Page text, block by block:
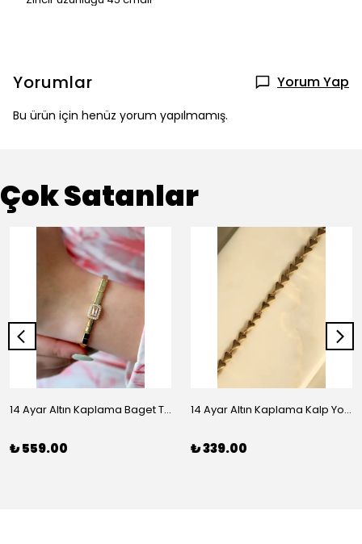
Yorumlar Yorum Yap
Bu ürün için henüz yorum yapılmamış.
Çok Satanlar
14 Ayar Altın Kaplama Baget Taşlı Vip Bileklik
₺ 559.00
14 Ayar Altın Kaplama Kalp Yolu Bileklik
₺ 339.00